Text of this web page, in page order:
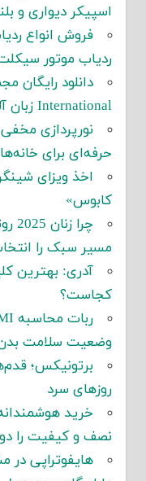
اسپیکر دیواری و
فروش انواع
ردیاب موتور
International زبان آلمانی
حرفه‌ای برای
اخذ ویزای
کابوس»
مسیر سبک را
آدری: بهترین
کجاست؟
وضعیت سلامت
برتونیکس؛
روزهای سرد
خرید
نصف و کیفیت را دو
هایفوتراپی در